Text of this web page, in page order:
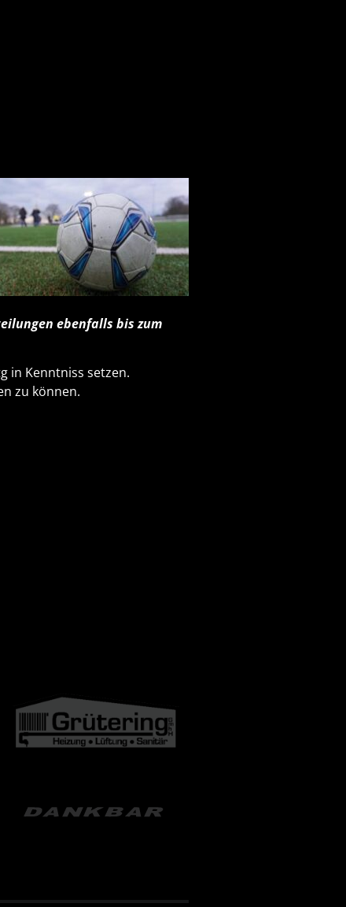
ebenfalls bis zum
in Kenntniss setzen.
zu können.